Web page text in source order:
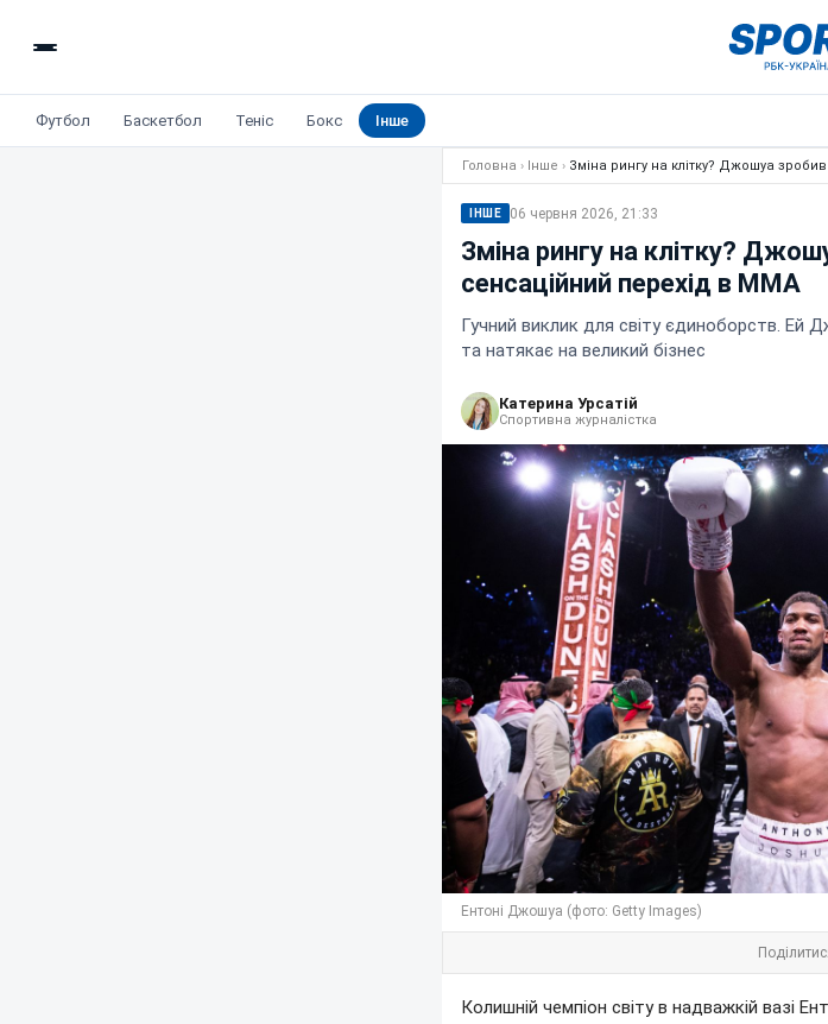
Футбол Баскетбол Теніс Бокс Інше
Головна › Інше › Зміна рингу на клітку? Джошуа
ІНШЕ 06 червня 2026, 21:33
Зміна рингу на клітку?
сенсаційний перехід в ММА
Гучний виклик для світу єдиноборств. Ей
та натякає на великий бізнес
Катерина Урсатій
Спортивна журналістка
Ентоні Джошуа (фото: Getty Images)
Колишній чемпіон світу в надважкій вазі